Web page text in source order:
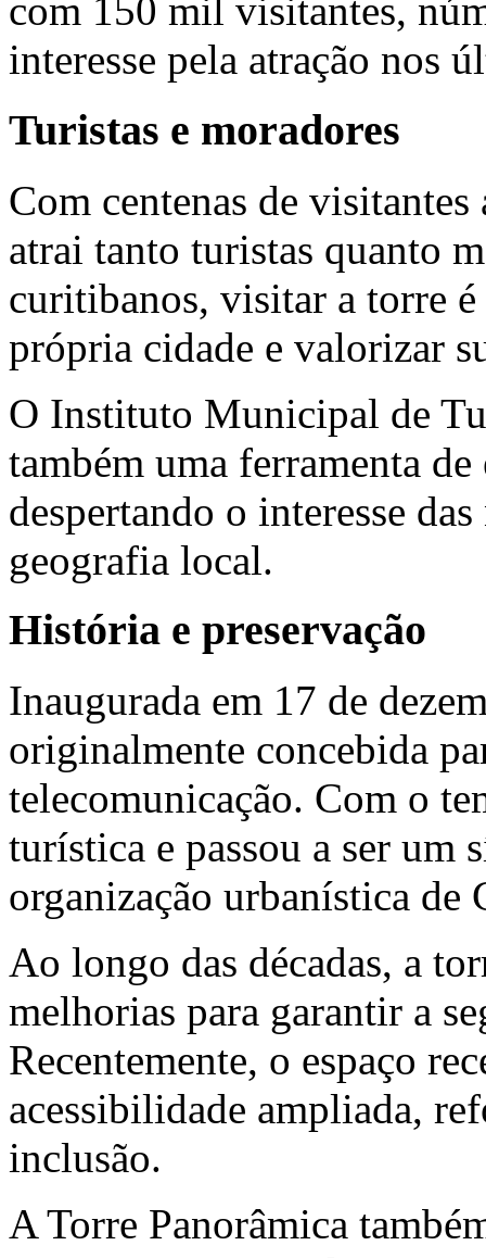
com 150 mil visitantes,
interesse pela atração nos
Turistas e moradores
Com centenas de
atrai tanto turistas quanto
curitibanos, visitar a torre
própria cidade e valorizar
O Instituto Municipal de
também uma ferramenta
despertando o interesse
geografia local.
História e preservação
Inaugurada em 17 de
originalmente concebida
telecomunicação. Com o
turística e passou a ser um
organização urbanística de
Ao longo das décadas, a
melhorias para garantir a
Recentemente, o espaço
acessibilidade ampliada,
inclusão.
A Torre Panorâmica